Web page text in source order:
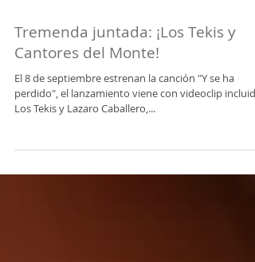
Tremenda juntada: ¡Los Tekis y
Cantores del Monte!
El 8 de septiembre estrenan la canción "Y se ha
Los Tekis y Lazaro Caballero,...